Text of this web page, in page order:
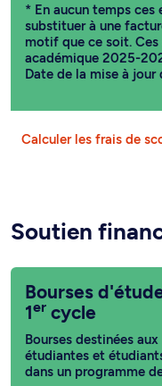
* En aucun temps
substituer à une
motif que ce soit. Ces
académique 2025-
Date de la mise à
Calculer les frais de
Soutien
Bourses
1er cycle
Bourses destinées aux
étudiantes et
dans un programme